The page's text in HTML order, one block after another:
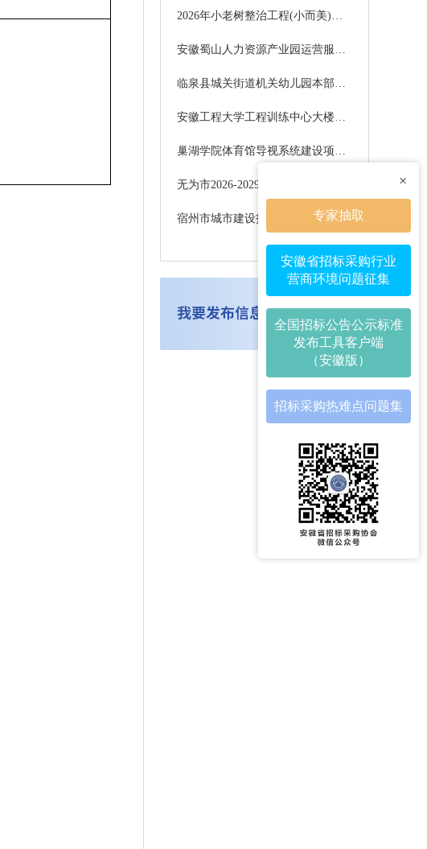
×
专家抽取
安徽省招标采购行业
营商环境问题征集
全国招标公告公示标准
发布工具客户端
（安徽版）
招标采购热难点问题集
2026年小老树整治工程(小而美)项目中标公示
安徽蜀山人力资源产业园运营服务竞争性磋商公告
临泉县城关街道机关幼儿园本部弱电工程（信息化设备）公开招标公告
安徽工程大学工程训练中心大楼内装饰及弱电系统建设项目第5包招标公告
巢湖学院体育馆导视系统建设项目招标公告
宿州市城市建设投资集团（控股）有限公司15亿元中期票据承销商采购项目招标公告